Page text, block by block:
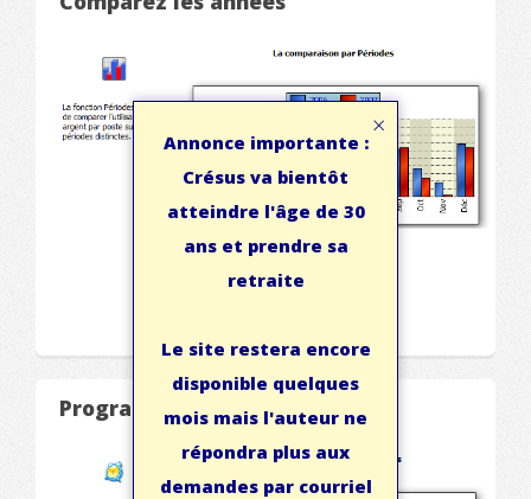
×
Annonce importante :
Crésus va bientôt
atteindre l'âge de 30
ans et prendre sa
retraite
Le site restera encore
disponible quelques
mois mais l'auteur ne
répondra plus aux
demandes par courriel
Programmez vos opérations